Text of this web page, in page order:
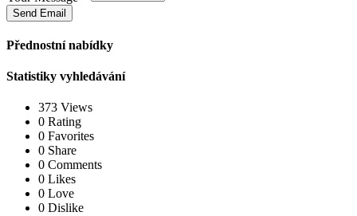
Send Email
Přednostní nabídky
Statistiky vyhledávání
373 Views
0 Rating
0 Favorites
0 Share
0 Comments
0 Likes
0 Love
0 Dislike